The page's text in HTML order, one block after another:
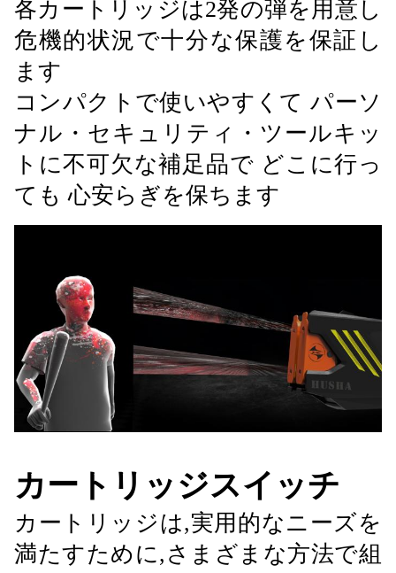
各カートリッジは2発の弾を用意し
危機的状況で十分な保護を保証し
ます
コンパクトで使いやすくて パーソ
ナル・セキュリティ・ツールキッ
トに不可欠な補足品で どこに行っ
ても 心安らぎを保ちます
カートリッジスイッチ
カートリッジは,実用的なニーズを
満たすために,さまざまな方法で組